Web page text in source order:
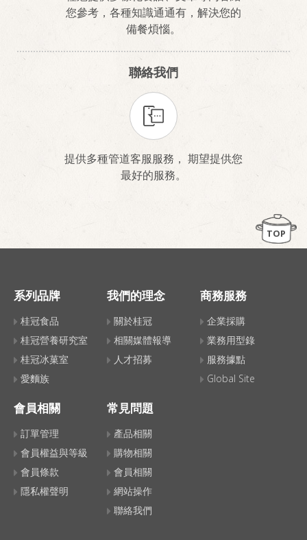
您參考，各種知識通通有，解決您的
備餐煩惱。
聯絡我們
提供多種管道客服服務， 期望提供您
最好的服務。
TOP
系列品牌
桂冠食品
桂冠營養研究室
桂冠冰菓室
愛麵族
我們的理念
關於桂冠
相關媒體報導
人才招募
商務服務
企業採購
業務用型錄
服務據點
Global Site
會員相關
訂單管理
會員權益與等級
會員條款
隱私權聲明
常見問題
產品相關
購物相關
會員相關
網站操作
聯絡我們